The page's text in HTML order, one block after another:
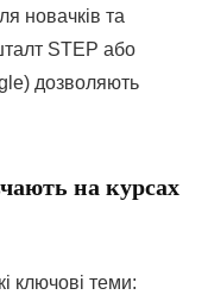
новачків та
STEP або
дозволяють
на курсах
ключові теми: